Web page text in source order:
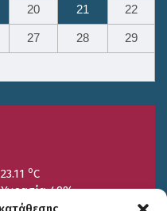
20 21 22
27 28 29
23.11 oC
Υγρασία 49%